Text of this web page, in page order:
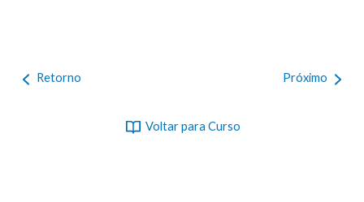
Retorno Próximo
Voltar para Curso